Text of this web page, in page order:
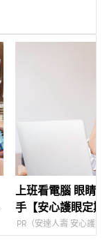
上班看電腦 眼睛
手【安心護眼定
PR（安達人壽 安心護眼